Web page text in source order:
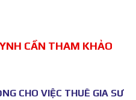
CẦN THAM KHẢO
CHO VIỆC THUÊ GIA SƯ